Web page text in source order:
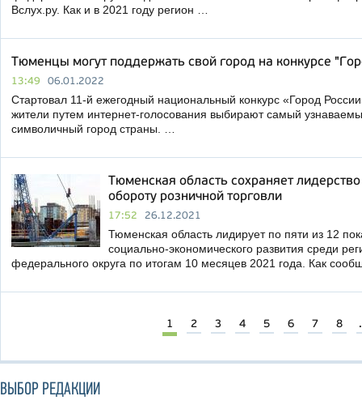
Вслух.ру. Как и в 2021 году регион …
Тюменцы могут поддержать свой город на конкурсе
13:49 06.01.2022
Стартовал 11-й ежегодный национальный конкурс «Город
жители путем интернет-голосования выбирают самый
символичный город страны. …
Тюменская область сохраняет
обороту розничной торговли
17:52 26.12.2021
Тюменская область лидирует по пяти из 12
социально-экономического развития среди
федерального округа по итогам 10 месяцев 2021 года. Как
1 2 3 4 5 6 7 8
ВЫБОР РЕДАКЦИИ